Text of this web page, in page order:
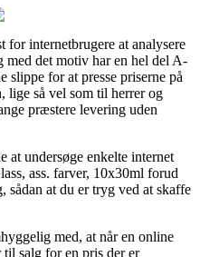
internetbrugere at analysere
med det motiv har en hel del A-
for at presse priserne på
lige så vel som til herrer og
præstere levering uden
at undersøge enkelte internet
ass. farver, 10x30ml forud
sådan at du er tryg ved at skaffe
med, at når en online
salg for en pris der er